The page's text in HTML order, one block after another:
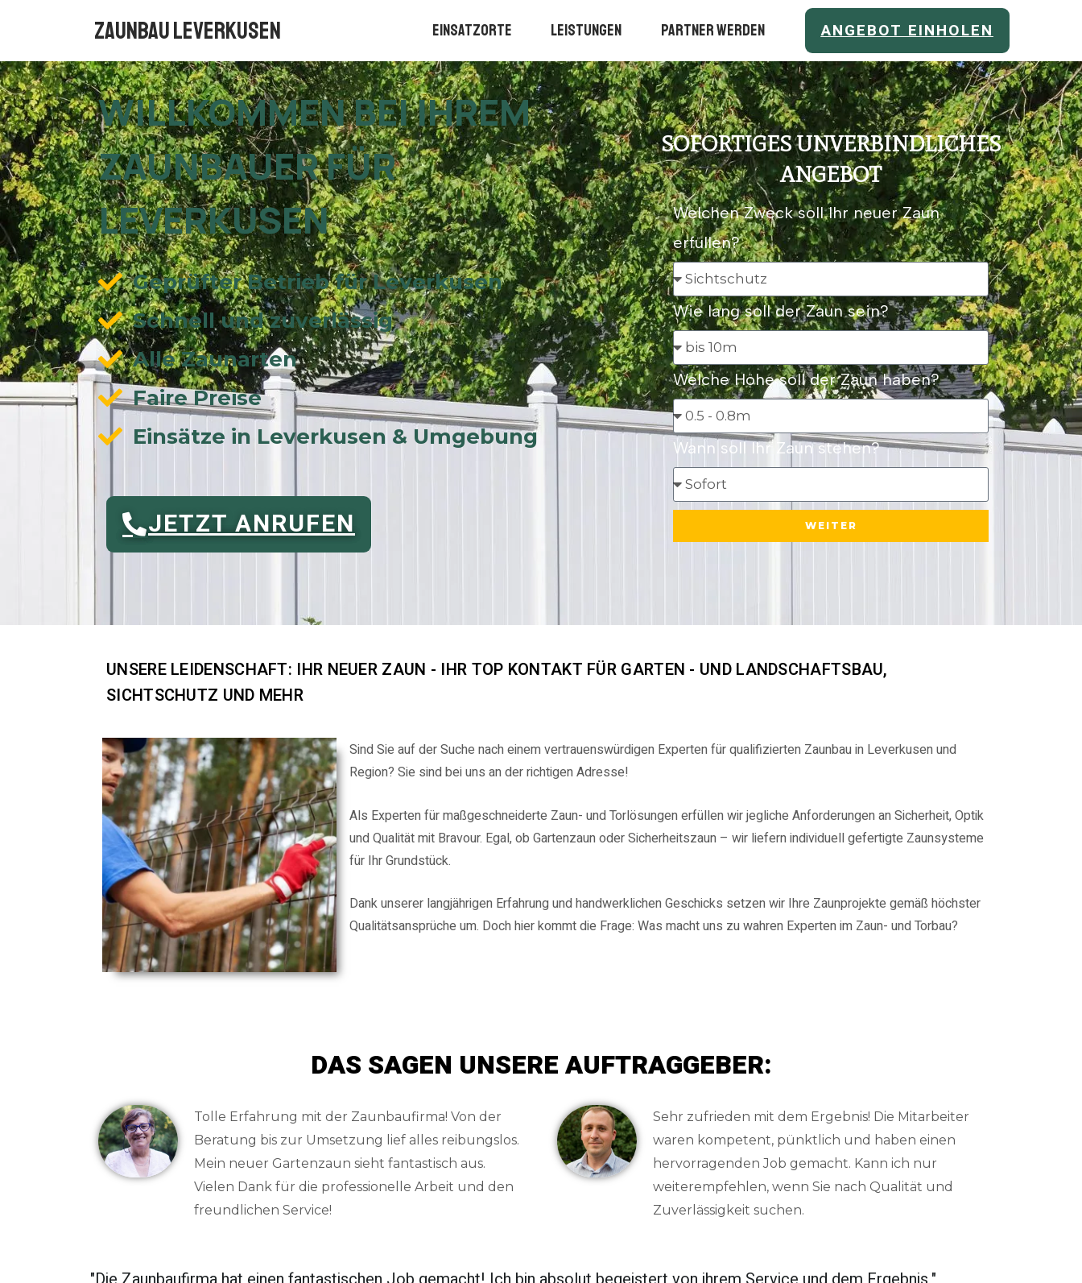
Zaunbau Leverkusen Einsatzorte Leistungen Partner werden ANGEBOT EINHOLEN
WILLKOMMEN BEI IHREM
ZAUNBAUER FÜR
LEVERKUSEN
Geprüfter Betrieb für Leverkusen
Schnell und zuverlässig
Alle Zaunarten
Faire Preise
Einsätze in Leverkusen & Umgebung
JETZT ANRUFEN
SOFORTIGES UNVERBINDLICHES
ANGEBOT
Welchen Zweck soll Ihr neuer Zaun
erfüllen?
Wie lang soll der Zaun sein?
Welche Höhe soll der Zaun haben?
Wann soll Ihr Zaun stehen?
WEITER
UNSERE LEIDENSCHAFT: IHR NEUER ZAUN - IHR TOP KONTAKT FÜR GARTEN - UND LANDSCHAFTSBAU,
SICHTSCHUTZ UND MEHR
Sind Sie auf der Suche nach einem vertrauenswürdigen Experten für qualifizierten Zaunbau in Leverkusen und
Region? Sie sind bei uns an der richtigen Adresse!
Als Experten für maßgeschneiderte Zaun- und Torlösungen erfüllen wir jegliche Anforderungen an Sicherheit, Optik
und Qualität mit Bravour. Egal, ob Gartenzaun oder Sicherheitszaun – wir liefern individuell gefertigte Zaunsysteme
für Ihr Grundstück.
Dank unserer langjährigen Erfahrung und handwerklichen Geschicks setzen wir Ihre Zaunprojekte gemäß höchster
Qualitätsansprüche um. Doch hier kommt die Frage: Was macht uns zu wahren Experten im Zaun- und Torbau?
DAS SAGEN UNSERE AUFTRAGGEBER:
Tolle Erfahrung mit der Zaunbaufirma! Von der
Beratung bis zur Umsetzung lief alles reibungslos.
Mein neuer Gartenzaun sieht fantastisch aus.
Vielen Dank für die professionelle Arbeit und den
freundlichen Service!
Sehr zufrieden mit dem Ergebnis! Die Mitarbeiter
waren kompetent, pünktlich und haben einen
hervorragenden Job gemacht. Kann ich nur
weiterempfehlen, wenn Sie nach Qualität und
Zuverlässigkeit suchen.